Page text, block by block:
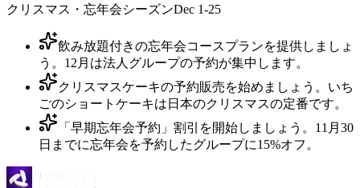
クリスマス・忘年会シーズンDec 1-25
飲み放題付きの忘年会コースプランを提供しましょ
う。12月は法人グループの予約が集中します。
クリスマスケーキの予約販売を始めましょう。いち
ごのショートケーキは日本のクリスマスの定番です。
「早期忘年会予約」割引を開始しましょう。11月30
日までに忘年会を予約したグループに15%オフ。